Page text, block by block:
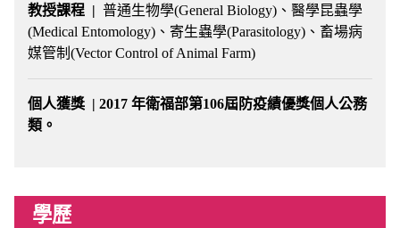
教授課程 | 普通生物學(General Biology)、醫學昆蟲學
(Medical Entomology)、寄生蟲學(Parasitology)、畜場病
媒管制(Vector Control of Animal Farm)
個人獲獎 | 2017 年衛福部第106屆防疫績優獎個人公務
類。
學歷